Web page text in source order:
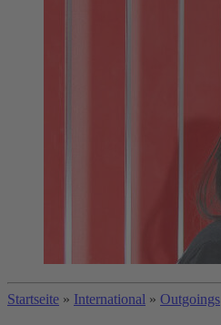
Startseite » International » Outgoings